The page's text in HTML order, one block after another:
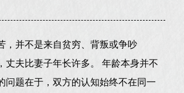
，并不是来自贫穷、背叛或争吵
丈夫比妻子年长许多。 年龄本身并不
问题在于，双方的认知始终不在同一